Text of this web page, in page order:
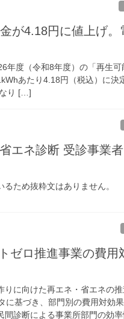
が4.18円に値上げ
年度（令和8年度）の「再生
あたり4.18円（税込）に決
り […]
エネ診断 受診事業者
ため抜粋文はありません。
ゼロ推進事業の費用
に向けた再エネ・省エネの推
に基づき、部門別の費用対効
診断による事業所部門の効